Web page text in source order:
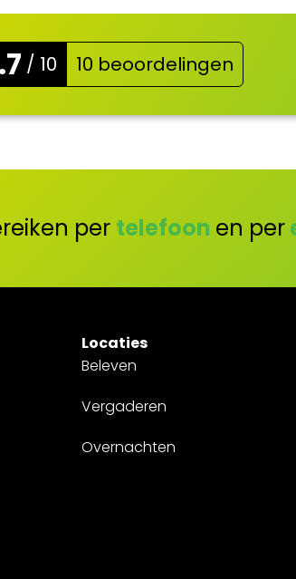
/ 10 10 beoordelingen
per telefoon en per
Locaties
Beleven
Vergaderen
Overnachten